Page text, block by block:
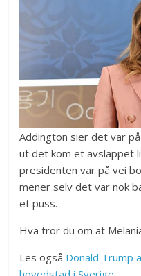
Addington sier det var
ut det kom et avslappet
presidenten var på vei
mener selv det var nok
et puss.
Hva tror du om at
Les også Donald Trump